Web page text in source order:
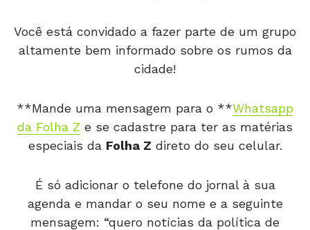
Você está convidado a fazer parte de um grupo
altamente bem informado sobre os rumos da
cidade!
**Mande uma mensagem para o **Whatsapp
da Folha Z e se cadastre para ter as matérias
especiais da Folha Z direto do seu celular.
É só adicionar o telefone do jornal à sua
agenda e mandar o seu nome e a seguinte
mensagem: “quero notícias da política de